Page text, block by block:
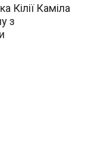
Кілії Каміла
з